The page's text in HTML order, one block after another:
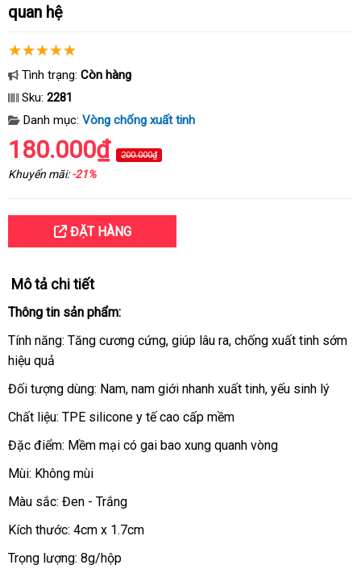
quan hệ
Tình trạng: Còn hàng
Sku: 2281
Danh mục: Vòng chống xuất tinh
180.000₫ 200.000₫
Khuyến mãi:-21%
ĐẶT HÀNG
Mô tả chi tiết
Thông tin sản phẩm:
Tính năng: Tăng cương cứngphân
, giúp lâu ranơi
, chống xuất tinh sớm
hiệu quả
Đối tượng dùng: Namgiá
, nam giới nhanh xuất tinhlấy
, yếu sinh lý
Chất liệu: TPE silicone y tế cao cấp mềm
Đặc điểm: Mềm mại có gai bao xung quanh vòng
Mùi: Không mùi
Màu sắc: Đen - Trắng
Kích thước: 4cm x 1.7cm
Trọng lượng: 8g/hộp